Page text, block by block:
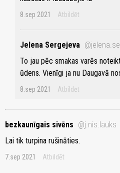
8.sep 2021 Atbildēt
Jelena Sergejeva
To jau pēc smakas varēs
ūdens. Vienīgi ja nu Daugavā
8.sep 2021 Atbildēt
bezkaunīgais sivēns @j.nis.lauks
Lai tik turpina rušināties.
7.sep 2021 Atbildēt